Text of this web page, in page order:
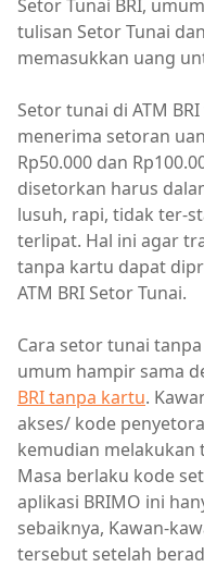
Setor Tunai BRI,
tulisan Setor Tunai
memasukkan uang
Setor tunai di ATM
menerima setoran
Rp50.000 dan
disetorkan harus
lusuh, rapi, tidak ter-
terlipat. Hal ini agar
tanpa kartu dapat
ATM BRI Setor Tunai.
Cara setor tunai
umum hampir sama
BRI tanpa kartu.
akses/ kode
kemudian melakukan
Masa berlaku kode
aplikasi BRIMO ini
sebaiknya, Kawan-
tersebut setelah